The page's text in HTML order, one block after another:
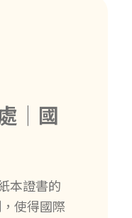
｜國
本證書的
使得國際